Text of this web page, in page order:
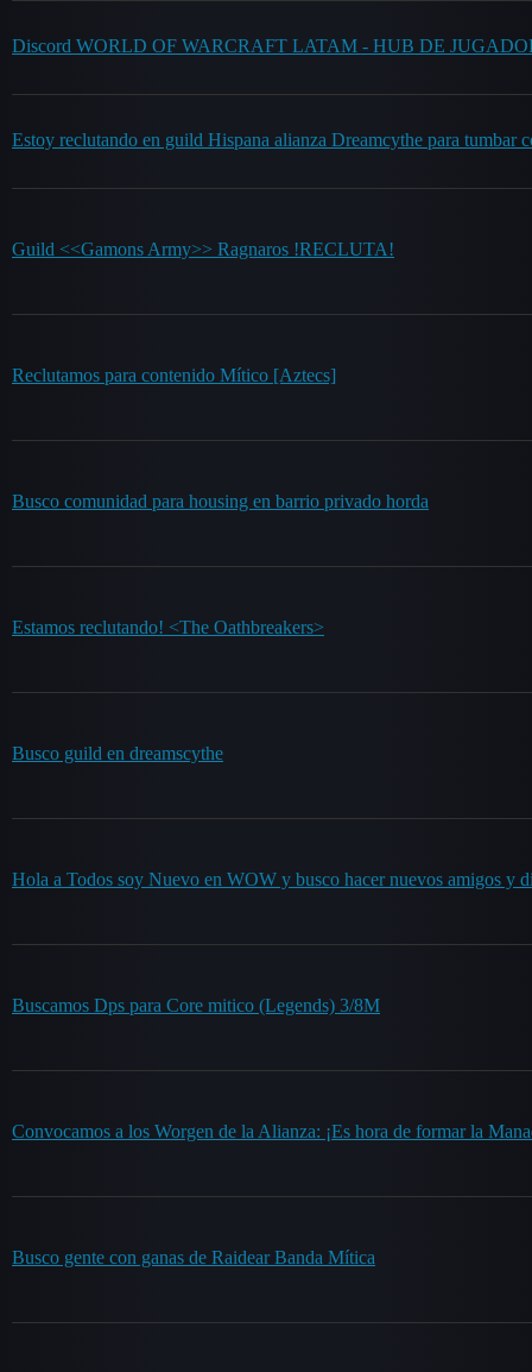
Discord WORLD OF WARCRAFT LATAM - HUB DE
Estoy reclutando en guild Hispana alianza Dreamcythe para tumbar
Guild <<Gamons Army>> Ragnaros !RECLUTA!
Reclutamos para contenido Mítico [Aztecs]
Busco comunidad para housing en barrio privado horda
Estamos reclutando! <The Oathbreakers>
Busco guild en dreamscythe
Hola a Todos soy Nuevo en WOW y busco hacer nuevos amigos y
Buscamos Dps para Core mitico (Legends) 3/8M
Convocamos a los Worgen de la Alianza: ¡Es hora de formar la
Busco gente con ganas de Raidear Banda Mítica